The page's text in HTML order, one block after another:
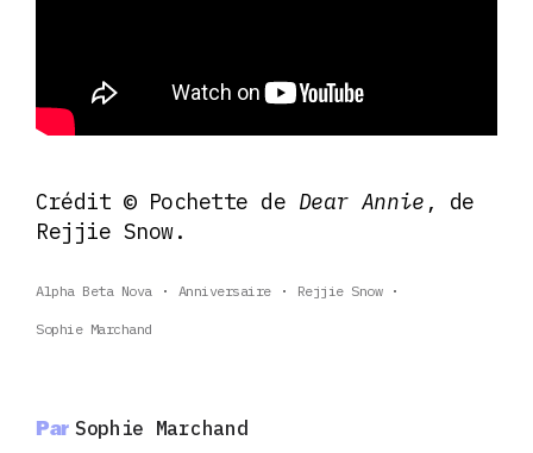
Crédit © Pochette de Dear Annie , de
Rejjie Snow.
Alpha Beta Nova Anniversaire Rejjie Snow
Sophie Marchand
Par Sophie Marchand